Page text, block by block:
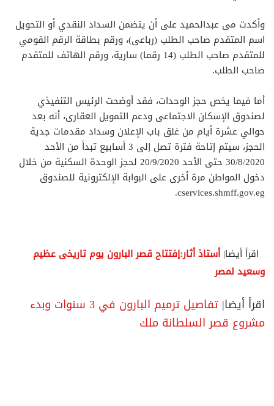
وأكدت مى عبدالحميد على أن يتضمن السداد النقدي أو التحويل
اسم المتقدم صاحب الطلب (رباعى)، ورقم بطاقة الرقم القومي
للمتقدم صاحب الطلب (14 رقما) سارية، ورقم الهاتف للمتقدم
صاحب الطلب.
أما فيما يخص حجز الوحدات، فقد أوضحت الرئيس التنفيذي
لصندوق الإسكان الاجتماعى ودعم التمويل العقارى، أنه بعد
حوالي عشرة أيام من غلق باب الإعلان وسداد مقدمات جدية
الحجز، سيتم إتاحة فترة تصل إلى 3 أسابيع تبدأ من الأحد
30/8/2020 حتى الأحد 20/9/2020 لحجز الوحدة السكنية من خلال
دخول المواطن مرة أخرى على البوابة الإلكترونية للصندوق
cservices.shmff.gov.eg.
اقرأ أيضا| أستاذ أثار:إفتتاح قصر البارون يوم تاريخى عظيم
وسعيد لمصر
اقرأ أيضا|
تفاصيل ترميم البارون في 3 سنوات وبدء
مشروع قصر السلطانة ملك